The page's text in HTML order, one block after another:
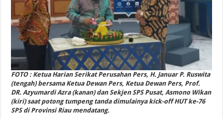
FOTO : Ketua Harian Serikat Perusahan Pers, H. Januar P. Ruswita
(tengah) bersama Ketua Dewan Pers, Ketua Dewan Pers, Prof.
DR. Azyumardi Azra (kanan) dan Sekjen SPS Pusat, Asmono Wikan
(kiri) saat potong tumpeng tanda dimulainya kick-off HUT ke-76
SPS di Provinsi Riau mendatang.